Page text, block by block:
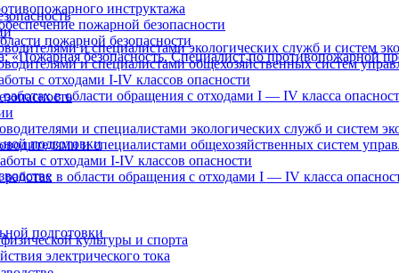
и специалистами экологических служб и систем
и специалистами общехозяйственных систем
с отходами I-IV классов опасности
в области обращения с отходами I — IV класса
подготовки
культуры и спорта
электрического тока
инструктажа
пожарной безопасности
пожарной безопасности
«Пожарная безопасность. Специалист по противопожарной
и специалистами экологических служб и систем
и специалистами общехозяйственных систем
с отходами I-IV классов опасности
в области обращения с отходами I — IV класса
подготовки